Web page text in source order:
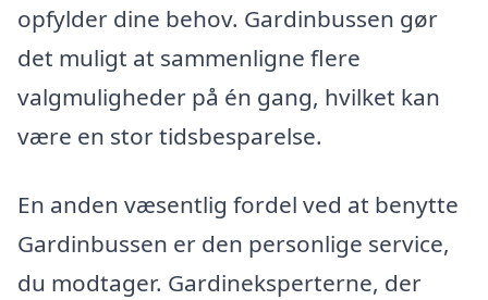
opfylder dine behov. Gardinbussen gør
det muligt at sammenligne flere
valgmuligheder på én gang, hvilket kan
være en stor tidsbesparelse.
En anden væsentlig fordel ved at benytte
Gardinbussen er den personlige service,
du modtager. Gardineksperterne, der